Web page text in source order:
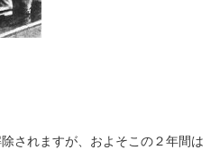
されますが、およそこの２年間は